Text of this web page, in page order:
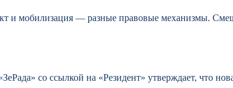
и мобилизация — разные правовые механизмы.
со ссылкой на «Резидент» утверждает, что